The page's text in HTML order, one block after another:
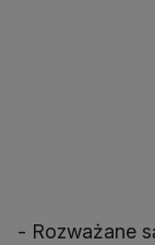
- Rozważane